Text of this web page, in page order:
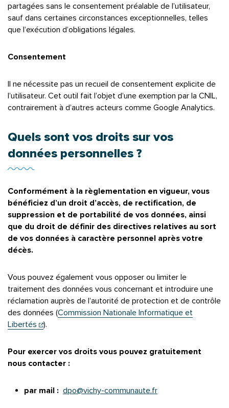
partagées sans le consentement préalable de l’utilisateur,
sauf dans certaines circonstances exceptionnelles, telles
que l’exécution d’obligations légales.
Consentement
Il ne nécessite pas un recueil de consentement explicite de
l’utilisateur. Cet outil fait l’objet d’une exemption par la CNIL,
contrairement à d’autres acteurs comme Google Analytics.
Quels sont vos droits sur vos
données personnelles ?
Conformément à la règlementation en vigueur, vous
bénéficiez d’un droit d’accès, de rectification, de
suppression et de portabilité de vos données, ainsi
que du droit de définir des directives relatives au sort
de vos données à caractère personnel après votre
décès.
Vous pouvez également vous opposer ou limiter le
traitement des données vous concernant et introduire une
réclamation auprès de l’autorité de protection et de contrôle
des données (Commission Nationale Informatique et
Libertés
(ouverture dans un nouvel onglet)
).
Pour exercer vos droits vous pouvez gratuitement
nous contacter :
par mail : dpo@vichy-communaute.fr